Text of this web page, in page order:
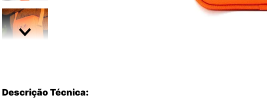
Descrição Técnica: